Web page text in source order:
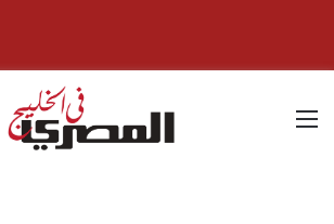
القائمة